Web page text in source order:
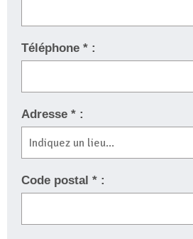
Téléphone * :
Adresse * :
Code postal * :